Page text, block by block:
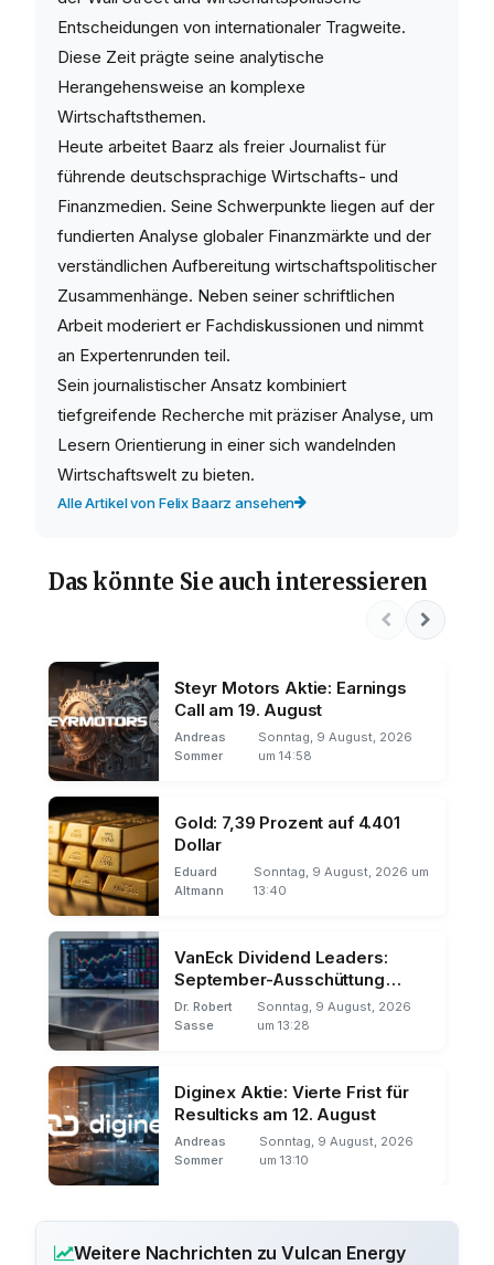
Entscheidungen von internationaler Tragweite.
Diese Zeit prägte seine analytische
Herangehensweise an komplexe
Wirtschaftsthemen.
Heute arbeitet Baarz als freier Journalist für
führende deutschsprachige Wirtschafts- und
Finanzmedien. Seine Schwerpunkte liegen auf der
fundierten Analyse globaler Finanzmärkte und der
verständlichen Aufbereitung wirtschaftspolitischer
Zusammenhänge. Neben seiner schriftlichen
Arbeit moderiert er Fachdiskussionen und nimmt
an Expertenrunden teil.
Sein journalistischer Ansatz kombiniert
tiefgreifende Recherche mit präziser Analyse, um
Lesern Orientierung in einer sich wandelnden
Wirtschaftswelt zu bieten.
Alle Artikel von Felix Baarz ansehen
Das könnte Sie auch interessieren
Steyr Motors Aktie: Earnings
Call am 19. August
Andreas
Sommer
Sonntag, 9 August, 2026
um 14:58
Gold: 7,39 Prozent auf 4.401
Dollar
Eduard
Altmann
Sonntag, 9 August, 2026 um
13:40
VanEck Dividend Leaders:
September-Ausschüttung
rückt näher
Dr. Robert
Sasse
Sonntag, 9 August, 2026
um 13:28
Diginex Aktie: Vierte Frist für
Resulticks am 12. August
Andreas
Sommer
Sonntag, 9 August, 2026
um 13:10
Weitere Nachrichten zu Vulcan Energy